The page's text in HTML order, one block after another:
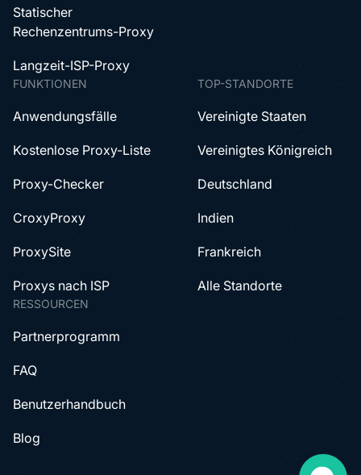
Statischer
Rechenzentrums-Proxy
Langzeit-ISP-Proxy
FUNKTIONEN
Anwendungsfälle
Kostenlose Proxy-Liste
Proxy-Checker
CroxyProxy
ProxySite
Proxys nach ISP
TOP-STANDORTE
Vereinigte Staaten
Vereinigtes Königreich
Deutschland
Indien
Frankreich
Alle Standorte
RESSOURCEN
Partnerprogramm
FAQ
Benutzerhandbuch
Blog